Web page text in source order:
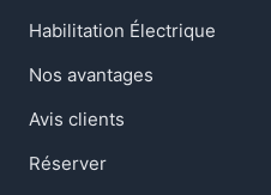
Habilitation Électrique
Nos avantages
Avis clients
Réserver